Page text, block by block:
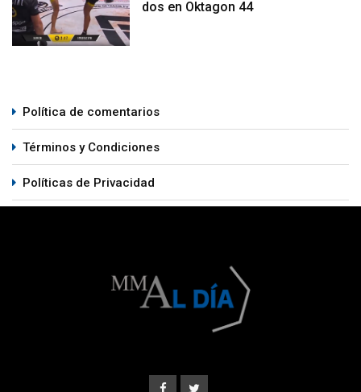
dos en Oktagon 44
Política de comentarios
Términos y Condiciones
Políticas de Privacidad